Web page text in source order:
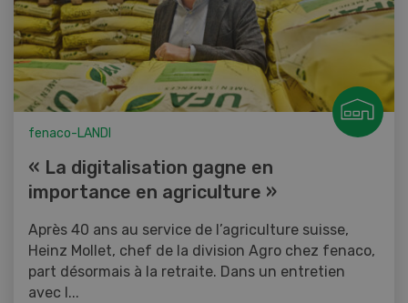
fenaco-LANDI
« La digitalisation gagne en
importance en agriculture »
Après 40 ans au service de l’agriculture suisse,
Heinz Mollet, chef de la division Agro chez fenaco,
part désormais à la retraite. Dans un entretien
avec l...